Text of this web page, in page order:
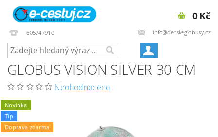
605747910 info@detskeglobusy.cz
0 Kč
GLOBUS VISION SILVER 30 CM
Neohodnoceno
Novinka
Tip
Doprava zdarma